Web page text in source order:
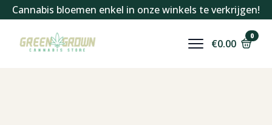
Cannabis bloemen enkel in onze winkels te verkrijgen!
€0.00
0